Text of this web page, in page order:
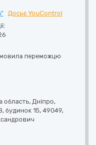
Досьє YouControl
переможцю
область, Дніпро,
будинок 15, 49049,